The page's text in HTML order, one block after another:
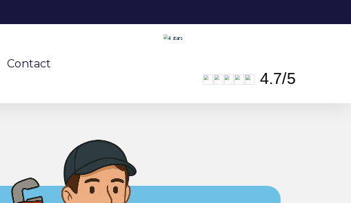
Contact
4.7/5